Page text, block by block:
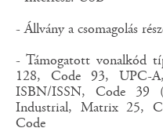
- Állvány a csomagolás
- Támogatott vonalkód
128, Code 93, UPC-
ISBN/ISSN, Code 39
Industrial, Matrix 25,
Code